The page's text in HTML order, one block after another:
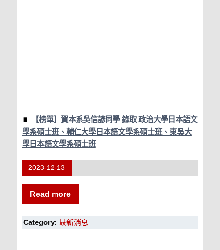
【榜單】賀本系吳信諺同學 錄取 政治大學日本語文
學系碩士班、輔仁大學日本語文學系碩士班、東吳大
學日本語文學系碩士班
2023-12-13
Read more
Category: 最新消息